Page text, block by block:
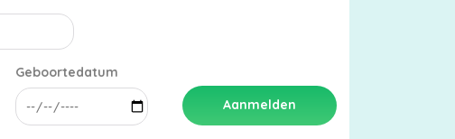
Geboortedatum
Aanmelden